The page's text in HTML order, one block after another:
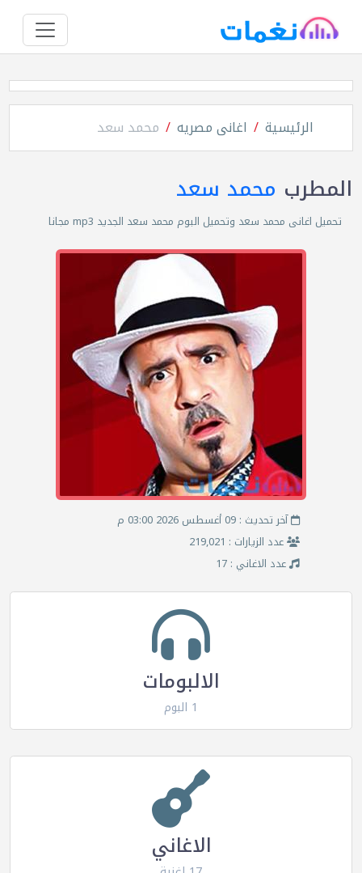
الرئيسية اغانى مصريه محمد سعد
المطرب محمد سعد
تحميل اغانى محمد سعد وتحميل البوم محمد سعد الجديد mp3 مجانا
آخر تحديث : 09 أغسطس 2026 03:00 م
عدد الزيارات : 219,021
عدد الاغاني : 17
الالبومات
1 البوم
الاغاني